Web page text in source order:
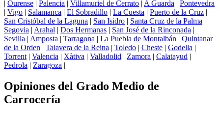
| Ourense | Palencia | Villamuriel de Cerrato | A Guarda | Pontevedra
| Vigo | Salamanca | El Sobradillo | La Cuesta | Puerto de la Cruz |
San Cristóbal de la Laguna | San Isidro | Santa Cruz de la Palma |
Segovia | Arahal | Dos Hermanas | San José de la Rinconada |
Sevilla | Amposta | Tarragona | La Puebla de Montalbán | Quintanar
de la Orden | Talavera de la Reina | Toledo | Cheste | Godella |
Torrent | Valencia | Xàtiva | Valladolid | Zamora | Calatayud |
Pedrola | Zaragoza |
Opiniones del Grado Medio de
Carrocería